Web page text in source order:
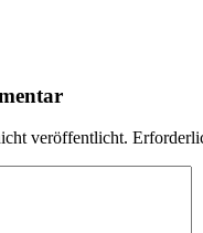
veröffentlicht.